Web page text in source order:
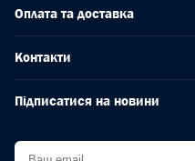
Оплата та доставка
Контакти
Підписатися на новини